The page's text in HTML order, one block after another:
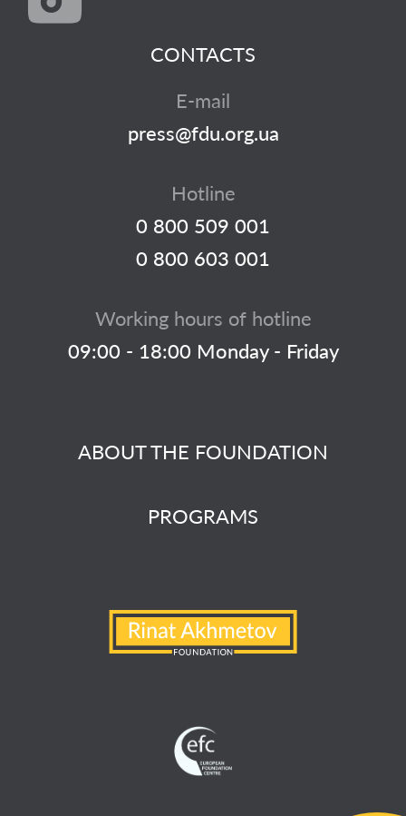
ABOUT THE FOUNDATION
PROGRAMS
CONTACTS
E-mail
press@fdu.org.ua
Hotline
0 800 509 001
0 800 603 001
Working hours of hotline
09:00 - 18:00 Monday - Friday